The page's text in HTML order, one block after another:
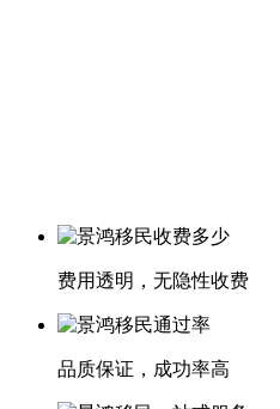
费用透明，无隐性收费
品质保证，成功率高